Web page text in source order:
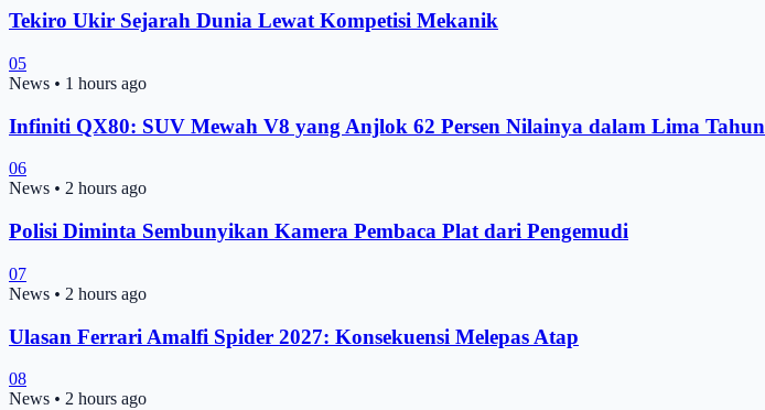
Tekiro Ukir Sejarah Dunia Lewat Kompetisi Mekanik
05
News • 1 hours ago
Infiniti QX80: SUV Mewah V8 yang Anjlok 62 Persen Nilainya dalam Lima Tahun
06
News • 2 hours ago
Polisi Diminta Sembunyikan Kamera Pembaca Plat dari Pengemudi
07
News • 2 hours ago
Ulasan Ferrari Amalfi Spider 2027: Konsekuensi Melepas Atap
08
News • 2 hours ago